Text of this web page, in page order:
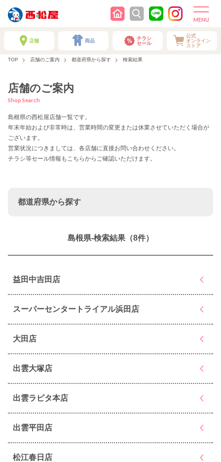
店舗 商品
チラシ
セール
公式
オンライン
ストア
TOP 店舗のご案内 都道府県から探す 検索結果
店舗のご案内
Shop Search
島根県の西松屋店舗一覧です。
年末年始および非常時は、営業時間の変更または休業させていただく場合が
ございます。
営業状況につきましては、各店舗に直接お問い合わせください。
チラシ等セール情報もこちらからご確認いただけます。
都道府県から探す
島根県-検索結果（8件）
益田中吉田店
スーパーセンタートライアル浜田店
大田店
出雲大塚店
出雲ラピタ本店
出雲平田店
松江春日店